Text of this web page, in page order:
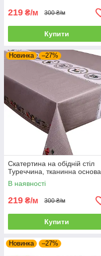
219 ₴/м 300 ₴/м
Купити
Новинка –27%
Скатертина на обідній стіл
Туреччина, тканинна основа
В наявності
219 ₴/м 300 ₴/м
Купити
Новинка –27%